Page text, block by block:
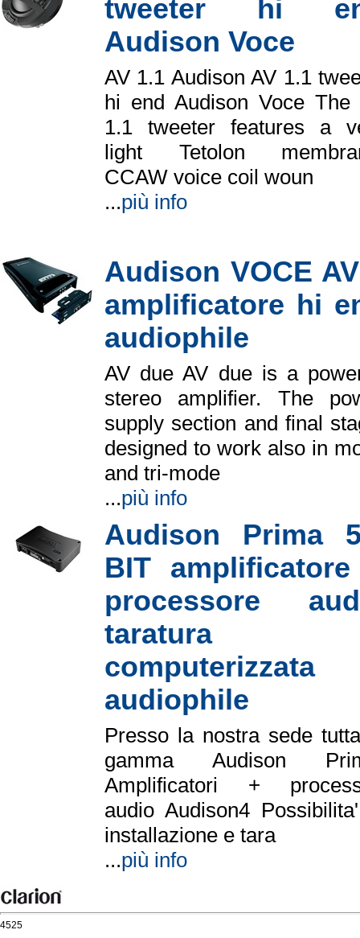
tweeter hi
Audison Voce
AV 1.1 Audison AV 1.1
hi end Audison Voce The
1.1 tweeter features a
light Tetolon
CCAW voice coil woun
...più info
Audison VOCE
amplificatore hi
audiophile
AV due AV due is a
stereo amplifier. The
supply section and final
designed to work also in
and tri-mode
...più info
Audison Prima
BIT
processore
taratura
computerizzata
audiophile
Presso la nostra sede
gamma Audison
Amplificatori +
audio Audison4
installazione e tara
...più info
4525